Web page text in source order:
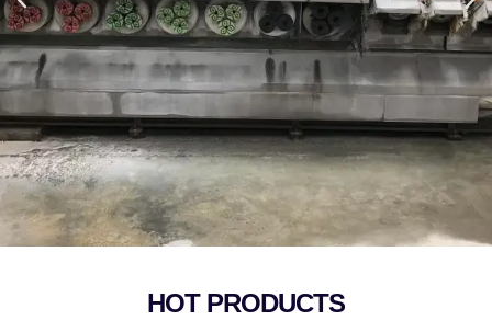
HOT PRODUCTS